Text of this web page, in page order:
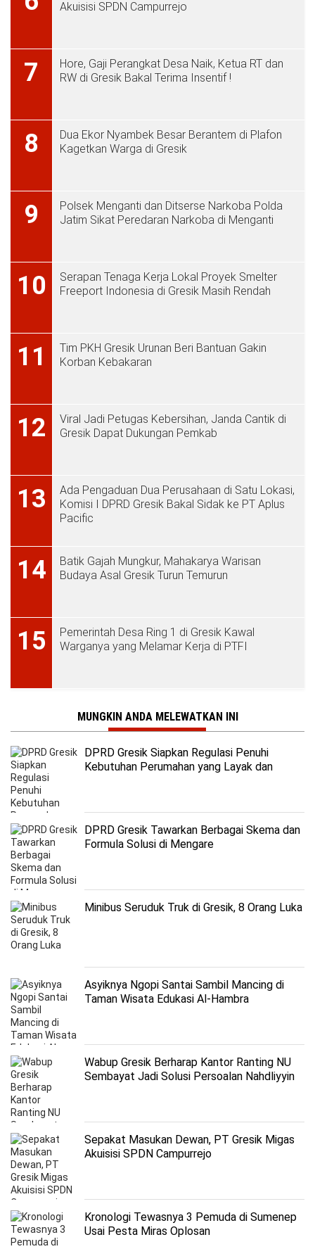
Akuisisi SPDN Campurrejo
7
Hore, Gaji Perangkat Desa Naik, Ketua RT dan
RW di Gresik Bakal Terima Insentif !
8
Dua Ekor Nyambek Besar Berantem di Plafon
Kagetkan Warga di Gresik
9
Polsek Menganti dan Ditserse Narkoba Polda
Jatim Sikat Peredaran Narkoba di Menganti
10
Serapan Tenaga Kerja Lokal Proyek Smelter
Freeport Indonesia di Gresik Masih Rendah
11
Tim PKH Gresik Urunan Beri Bantuan Gakin
Korban Kebakaran
12
Viral Jadi Petugas Kebersihan, Janda Cantik di
Gresik Dapat Dukungan Pemkab
13
Ada Pengaduan Dua Perusahaan di Satu Lokasi,
Komisi I DPRD Gresik Bakal Sidak ke PT Aplus
Pacific
14
Batik Gajah Mungkur, Mahakarya Warisan
Budaya Asal Gresik Turun Temurun
15
Pemerintah Desa Ring 1 di Gresik Kawal
Warganya yang Melamar Kerja di PTFI
MUNGKIN ANDA MELEWATKAN INI
DPRD Gresik Siapkan Regulasi Penuhi
Kebutuhan Perumahan yang Layak dan
DPRD Gresik Tawarkan Berbagai Skema dan
Formula Solusi di Mengare
Minibus Seruduk Truk di Gresik, 8 Orang Luka
Asyiknya Ngopi Santai Sambil Mancing di
Taman Wisata Edukasi Al-Hambra
Wabup Gresik Berharap Kantor Ranting NU
Sembayat Jadi Solusi Persoalan Nahdliyyin
Sepakat Masukan Dewan, PT Gresik Migas
Akuisisi SPDN Campurrejo
Kronologi Tewasnya 3 Pemuda di Sumenep
Usai Pesta Miras Oplosan